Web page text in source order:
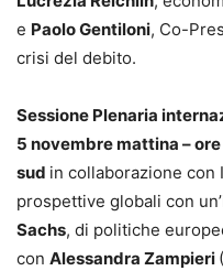
e Paolo Gentiloni, Co-
crisi del debito.
Sessione Plenaria
5 novembre mattina – ore
sud in collaborazione con
prospettive globali con
Sachs, di politiche
con Alessandra Zampieri